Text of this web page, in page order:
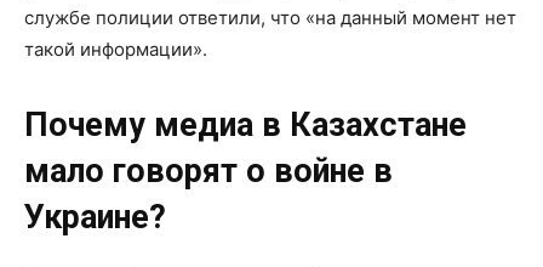
службе полиции ответили, что «на данный момент нет
такой информации».
Почему медиа в Казахстане
мало говорят о войне в
Украине?